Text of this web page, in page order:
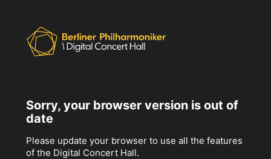
Sorry, your browser version is out of
date
Please update your browser to use all the features
of the Digital Concert Hall.